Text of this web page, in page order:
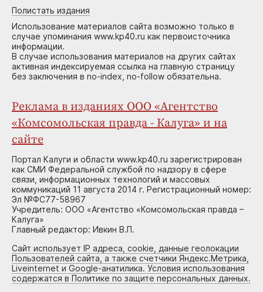
Полистать издания
Использование материалов сайта возможно только в
случае упоминания www.kp40.ru как первоисточника
информации.
В случае использования материалов на других сайтах
активная индексируемая ссылка на главную страницу
без заключения в no-index, no-follow обязательна.
Реклама в изданиях ООО «Агентство
«Комсомольская правда - Калуга» и на
сайте
Портал Калуги и области www.kp40.ru зарегистрирован
как СМИ Федеральной службой по надзору в сфере
связи, информационных технологий и массовых
коммуникаций 11 августа 2014 г. Регистрационный номер:
Эл №ФС77-58967
Учредитель: ООО «Агентство «Комсомольская правда –
Калуга»
Главный редактор: Ивкин В.П.
Сайт использует IP адреса, cookie, данные геолокации
Пользователей сайта, а также счетчики Яндекс.Метрика,
Liveinternet и Google-анатилика. Условия использования
содержатся в Политике по защите персональных данных.